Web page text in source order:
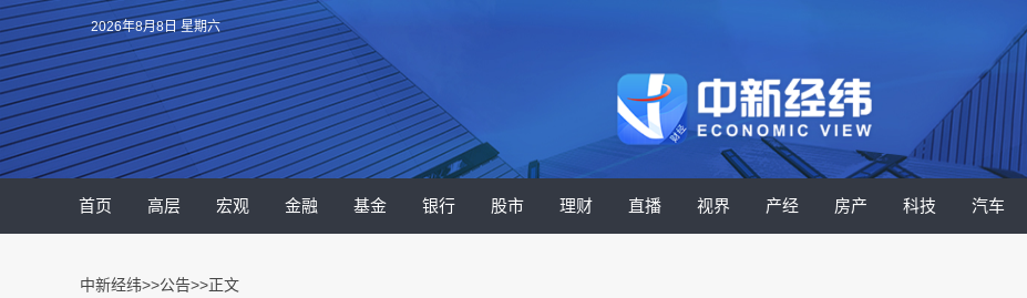
2026年8月8日 星期六
首页 高层 宏观 金融 基金 银行 股市 理财 直播 视界 产经 房产 科技 汽车
中新经纬>>公告>>正文